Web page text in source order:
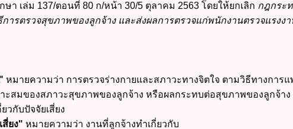
ษา เล่ม 137/ตอนที่ 80 ก/หน้า 30/5 ตุลาคม 2563 โดยให้ยกเลิก กฎกระ
รตรวจสุขภาพของลูกจ้าง และส่งผลการตรวจแก่พนักงานตรวจแรงงา
หมายความว่า การตรวจร่างกายและสภาวะทางจิตใจ ตามวิธีทางการแ
ะสมของสภาวะสุขภาพของลูกจ้าง หรือผลกระทบต่อสุขภาพของลูกจ้าง
วกับปัจจัยเสี่ยง
สี่ยง" หมายความว่า งานที่ลูกจ้างทำเกี่ยวกับ